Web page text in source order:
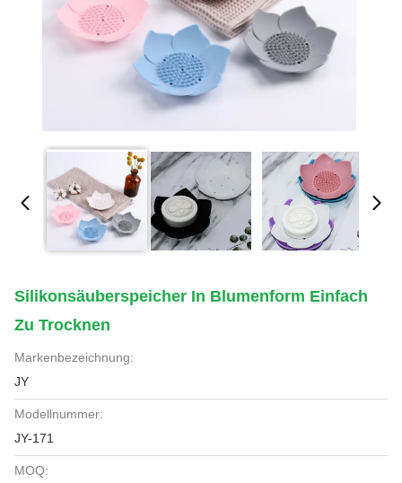
Silikonsäuberspeicher In Blumenform Einfach
Zu Trocknen
Markenbezeichnung:
JY
Modellnummer:
JY-171
MOQ: